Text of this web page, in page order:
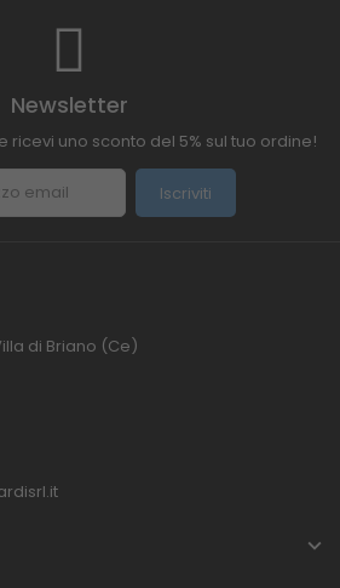
Newsletter
ricevi uno sconto del 5% sul tuo ordine!
Iscriviti
di Briano (Ce)